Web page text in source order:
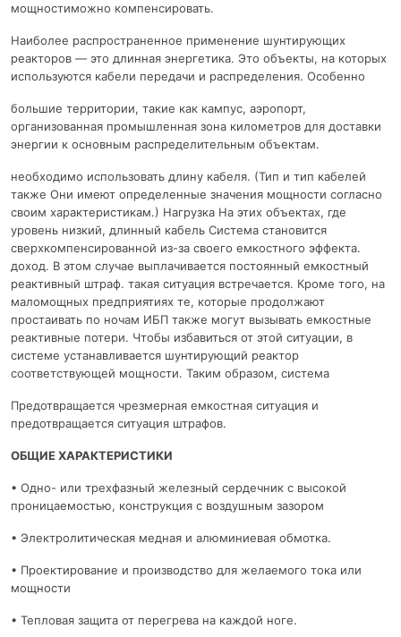
мощностиможно компенсировать.
Наиболее распространенное применение шунтирующих
реакторов — это длинная энергетика. Это объекты, на которых
используются кабели передачи и распределения. Особенно
большие территории, такие как кампус, аэропорт,
организованная промышленная зона километров для доставки
энергии к основным распределительным объектам.
необходимо использовать длину кабеля. (Тип и тип кабелей
также Они имеют определенные значения мощности согласно
своим характеристикам.) Нагрузка На этих объектах, где
уровень низкий, длинный кабель Система становится
сверхкомпенсированной из-за своего емкостного эффекта.
доход. В этом случае выплачивается постоянный емкостный
реактивный штраф. такая ситуация встречается. Кроме того, на
маломощных предприятиях те, которые продолжают
простаивать по ночам ИБП также могут вызывать емкостные
реактивные потери. Чтобы избавиться от этой ситуации, в
системе устанавливается шунтирующий реактор
соответствующей мощности. Таким образом, система
Предотвращается чрезмерная емкостная ситуация и
предотвращается ситуация штрафов.
ОБЩИЕ ХАРАКТЕРИСТИКИ
• Одно- или трехфазный железный сердечник с высокой
проницаемостью, конструкция с воздушным зазором
• Электролитическая медная и алюминиевая обмотка.
• Проектирование и производство для желаемого тока или
мощности
• Тепловая защита от перегрева на каждой ноге.